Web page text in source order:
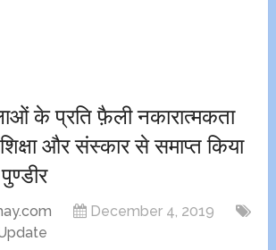
के प्रति फ़ैली नकारात्मकता
और संस्कार से समाप्त किया
December 4, 2019